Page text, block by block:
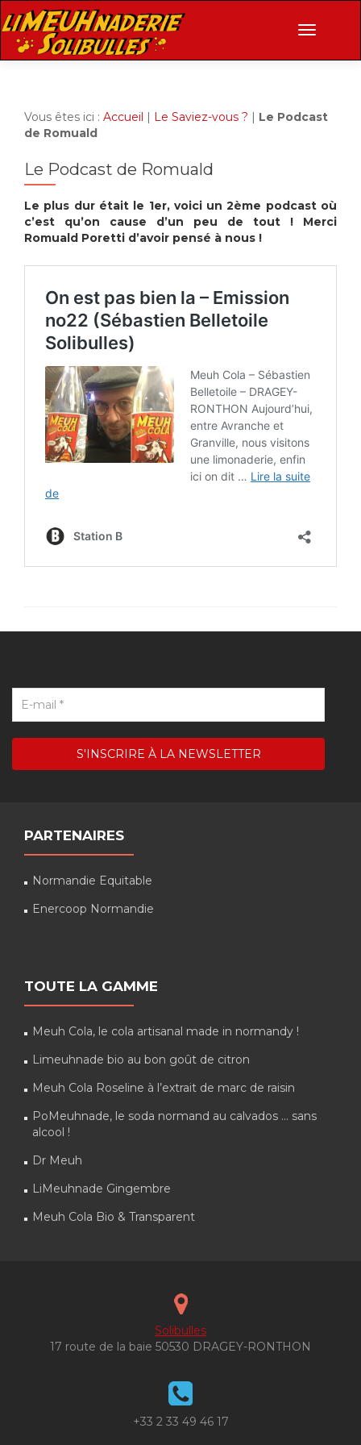
Vous êtes ici : Accueil | Le Saviez-vous ? | Le Podcast
de Romuald
Le Podcast de Romuald
Le plus dur était le 1er, voici un 2ème podcast où
c’est qu’on cause d’un peu de tout ! Merci
Romuald Poretti d’avoir pensé à nous !
PARTENAIRES
Normandie Equitable
Enercoop Normandie
TOUTE LA GAMME
Meuh Cola, le cola artisanal made in normandy !
Limeuhnade bio au bon goût de citron
Meuh Cola Roseline à l’extrait de marc de raisin
PoMeuhnade, le soda normand au calvados … sans
alcool !
Dr Meuh
LiMeuhnade Gingembre
Meuh Cola Bio & Transparent
Solibulles
17 route de la baie 50530 DRAGEY-RONTHON
+33 2 33 49 46 17